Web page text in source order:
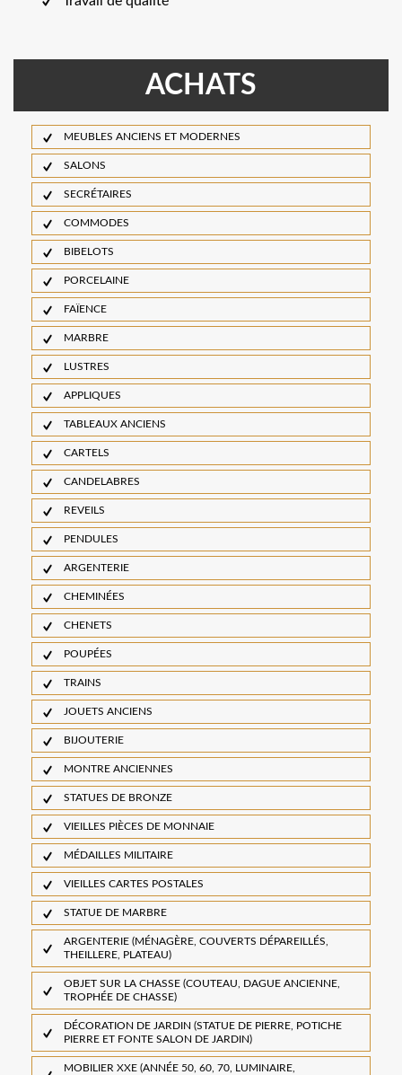
ACHATS
MEUBLES ANCIENS ET MODERNES
SALONS
SECRÉTAIRES
COMMODES
BIBELOTS
PORCELAINE
FAÏENCE
MARBRE
LUSTRES
APPLIQUES
TABLEAUX ANCIENS
CARTELS
CANDELABRES
REVEILS
PENDULES
ARGENTERIE
CHEMINÉES
CHENETS
POUPÉES
TRAINS
JOUETS ANCIENS
BIJOUTERIE
MONTRE ANCIENNES
STATUES DE BRONZE
VIEILLES PIÈCES DE MONNAIE
MÉDAILLES MILITAIRE
VIEILLES CARTES POSTALES
STATUE DE MARBRE
ARGENTERIE (MÉNAGÈRE, COUVERTS DÉPAREILLÉS,
THEILLERE, PLATEAU)
OBJET SUR LA CHASSE (COUTEAU, DAGUE ANCIENNE,
TROPHÉE DE CHASSE)
DÉCORATION DE JARDIN (STATUE DE PIERRE, POTICHE
PIERRE ET FONTE SALON DE JARDIN)
MOBILIER XXE (ANNÉE 50, 60, 70, LUMINAIRE,